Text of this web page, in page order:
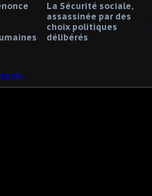
La Sécurité sociale,
assassinée par des
choix politiques
délibérés